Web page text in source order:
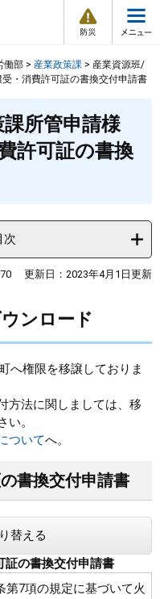
情
報
メ
ュ
トマップで探す
働部 > 産業政策課 > 産業資源班/
・消費許可証の書換交付申請書
所管申請様
許可証の書換
次
更新日：2023年4月1日更新
ンロード
へ権限を移譲しておりま
方法に関しましては、移
。
ついてへ。
書換交付申請書
替える
の書換交付申請書
第7項の規定に基づいて火